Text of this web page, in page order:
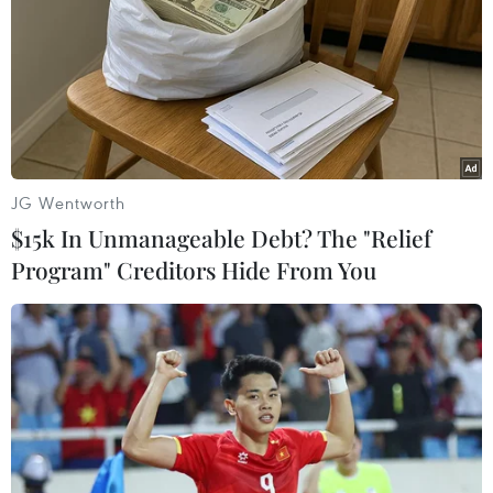
Tập thể tác giả, đại diện nhóm tác giả đoạt Giả B. (Ảnh: Hoài
Nam/Vietnam+)
JG Wentworth
$15k In Unmanageable Debt? The "Relief
Program" Creditors Hide From You